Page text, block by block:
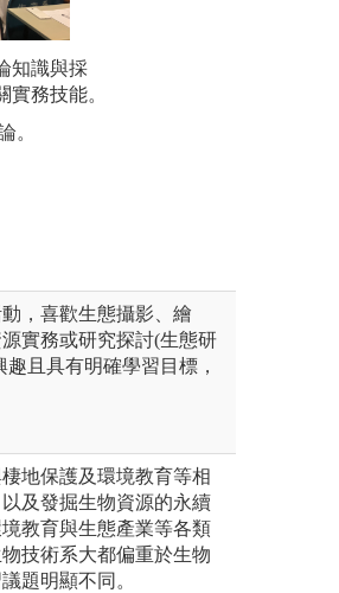
知識與採
務技能。
。
，喜歡生態攝影、繪
實務或研究探討(生態研
且具有明確學習目標，
地保護及環境教育等相
及發掘生物資源的永續
教育與生態產業等各類
技術系大都偏重於生物
題明顯不同。